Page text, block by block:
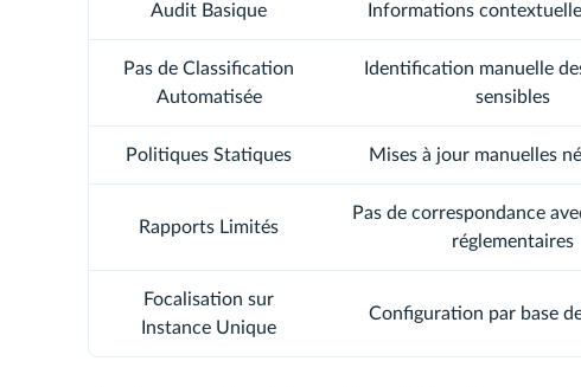
Audit Basique Informations
Pas de Classification
Automatisée
Identification manuelle
sensibles
Politiques Statiques Mises à jour manuelles
Rapports Limités
Pas de correspondance
réglementaires
Focalisation sur
Instance Unique
Configuration par base